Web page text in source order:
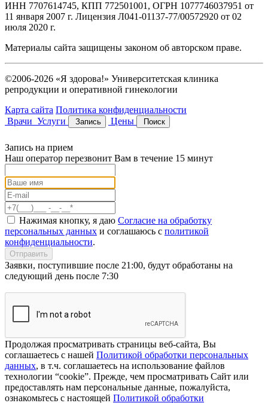
ИНН 7707614745, КПП 772501001, ОГРН 1077746037951 от
11 января 2007 г. Лицензия Л041-01137-77/00572920 от 02
июля 2020 г.
Материалы сайта защищены законом об авторском праве.
©2006-2026 «Я здорова!» Университетская клиника
репродукции и оперативной гинекологии
Карта сайта Политика конфиденциальности
Врачи Услуги Запись Цены Поиск
Запись на прием
Наш оператор перезвонит Вам в течение 15 минут
Нажимая кнопку, я даю Согласие на обработку
персональных данных и соглашаюсь с политикой
конфиденциальности.
Отправить
Заявки, поступившие после 21:00, будут обработаны на
следующий день после 7:30
Продолжая просматривать страницы веб-сайта, Вы
соглашаетесь с нашей Политикой обработки персональных
данных, в т.ч. соглашаетесь на использование файлов
технологии “cookie”. Прежде, чем просматривать Сайт или
предоставлять нам персональные данные, пожалуйста,
ознакомьтесь с настоящей Политикой обработки